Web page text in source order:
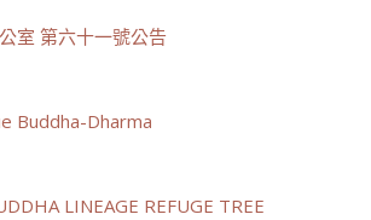
室 第六十一號公告
Buddha-Dharma
LINEAGE REFUGE TREE